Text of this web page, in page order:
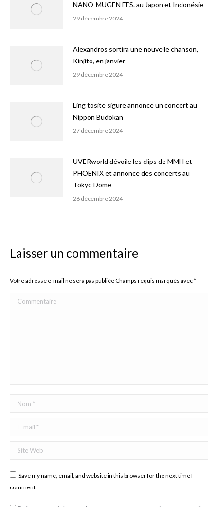
NANO-MUGEN FES. au Japon et Indonésie
29 décembre 2024
Alexandros sortira une nouvelle chanson,
Kinjito, en janvier
29 décembre 2024
Ling tosite sigure annonce un concert au
Nippon Budokan
27 décembre 2024
UVERworld dévoile les clips de MMH et
PHOENIX et annonce des concerts au
Tokyo Dome
26 décembre 2024
Laisser un commentaire
Votre adresse e-mail ne sera pas publiée Champs requis marqués avec*
Commentaire
Nom *
E-mail *
Site Web
Save my name, email, and website in this browser for the next time I
comment.